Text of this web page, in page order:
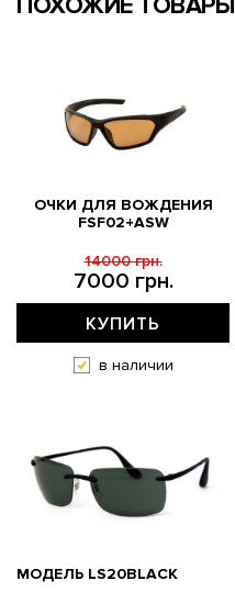
ОЧКИ ДЛЯ ВОЖДЕНИЯ
FSF02+ASW
7000 грн.
14000 грн.
КУПИТЬ
в наличии
МОДЕЛЬ LS20BLACK